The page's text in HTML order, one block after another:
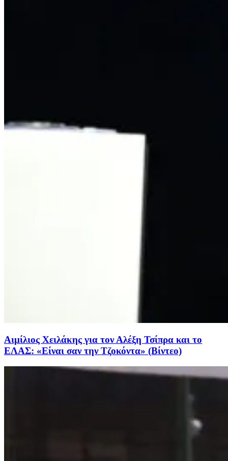
Αιμίλιος Χειλάκης για τον Αλέξη Τσίπρα και το
ΕΛΑΣ: «Είναι σαν την Τζοκόντα» (Βίντεο)